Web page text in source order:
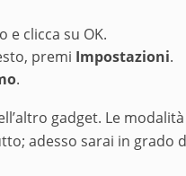
e clicca su OK.
premi Impostazioni.
.
gadget. Le modalità
adesso sarai in grado